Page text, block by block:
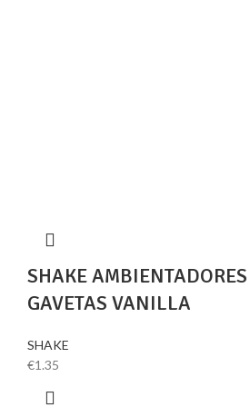
SHAKE
GAVETAS VANILLA
SHAKE
€1.35